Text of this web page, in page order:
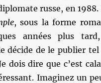
russe, en
, sous la forme
années plus
décide de le publier
dois dire que c’est
Imaginez un